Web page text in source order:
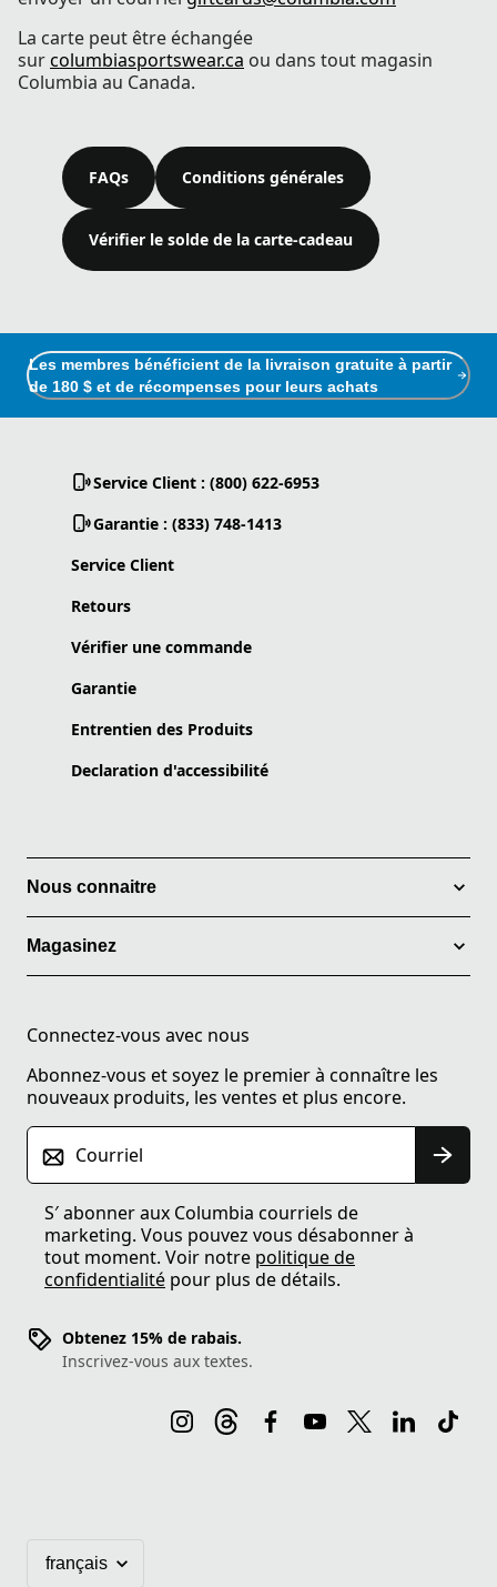
La carte peut être échangée
surcolumbiasportswear.ca ou dans tout magasin
Columbia au Canada.
FAQs Conditions générales
Vérifier le solde de la carte‑cadeau
Les membres bénéficient de la livraison gratuite à partir
de 180 $ et de récompenses pour leurs achats
Service Client : (800) 622-6953
Garantie : (833) 748-1413
Service Client
Retours
Vérifier une commande
Garantie
Entrentien des Produits
Declaration d'accessibilité
Nous connaitre
Magasinez
Connectez-vous avec nous
Abonnez-vous et soyez le premier à connaître les
nouveaux produits, les ventes et plus encore.
Courriel
S′ abonner aux Columbia courriels de
marketing. Vous pouvez vous désabonner à
tout moment. Voir notre politique de
confidentialité pour plus de détails.
Obtenez 15% de rabais.
Inscrivez-vous aux textes.